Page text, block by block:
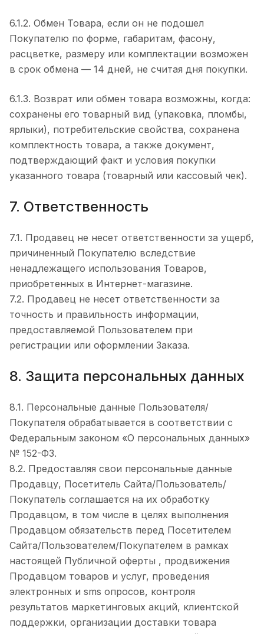
6.1.2. Обмен Товара, если он не подошел
Покупателю по форме, габаритам, фасону,
расцветке, размеру или комплектации возможен
в срок обмена — 14 дней, не считая дня покупки.
6.1.3. Возврат или обмен товара возможны, когда:
сохранены его товарный вид (упаковка, пломбы,
ярлыки), потребительские свойства, сохранена
комплектность товара, а также документ,
подтверждающий факт и условия покупки
указанного товара (товарный или кассовый чек).
7. Ответственность
7.1. Продавец не несет ответственности за ущерб,
причиненный Покупателю вследствие
ненадлежащего использования Товаров,
приобретенных в Интернет-магазине.
7.2. Продавец не несет ответственности за
точность и правильность информации,
предоставляемой Пользователем при
регистрации или оформлении Заказа.
8. Защита персональных данных
8.1. Персональные данные Пользователя/
Покупателя обрабатывается в соответствии с
Федеральным законом «О персональных данных»
№ 152-ФЗ.
8.2. Предоставляя свои персональные данные
Продавцу, Посетитель Сайта/Пользователь/
Покупатель соглашается на их обработку
Продавцом, в том числе в целях выполнения
Продавцом обязательств перед Посетителем
Сайта/Пользователем/Покупателем в рамках
настоящей Публичной оферты , продвижения
Продавцом товаров и услуг, проведения
электронных и sms опросов, контроля
результатов маркетинговых акций, клиентской
поддержки, организации доставки товара